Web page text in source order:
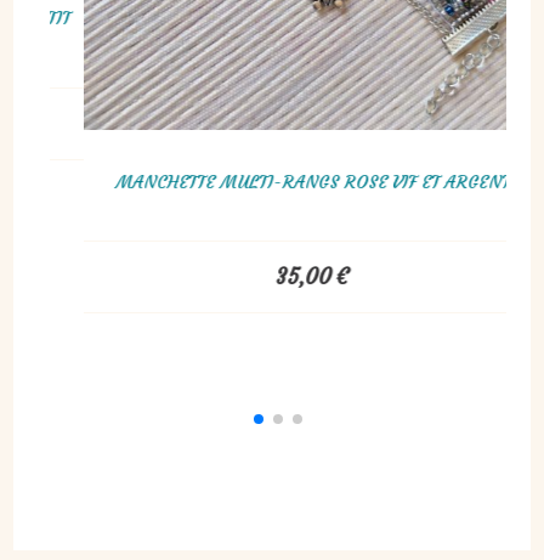
VIF ET GRIS SUR FIL
BRACELET 18CM, RUBAN FLEURI ROSE
OISEAU
10,00€